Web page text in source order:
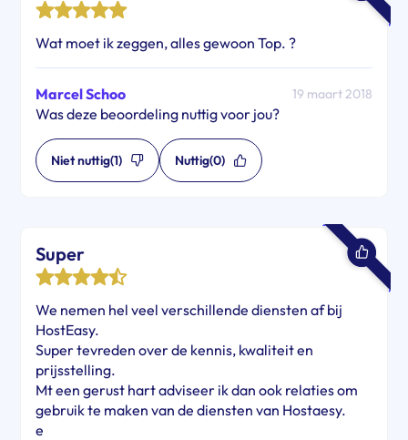
Wat moet ik zeggen, alles gewoon Top. ?
Marcel Schoo 19 maart 2018
Was deze beoordeling nuttig voor jou?
Niet nuttig(1) Nuttig(0)
Super
We nemen hel veel verschillende diensten af bij
HostEasy.
Super tevreden over de kennis, kwaliteit en
prijsstelling.
Mt een gerust hart adviseer ik dan ook relaties om
gebruik te maken van de diensten van Hostaesy.
e